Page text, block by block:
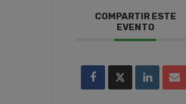
COMPARTIR ESTE
EVENTO